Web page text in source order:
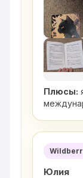
Плюсы:
Юлия